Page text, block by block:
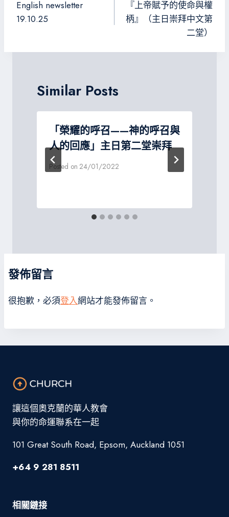
章
導
English newsletter
19.10.25
『上帝賦予的使命與權
柄』（主日崇拜中文第
二堂）
Similar Posts
「榮耀的呼召——神的呼召與
人的回應」主日第二堂崇拜
Posted on 24/01/2022
發佈留言
很抱歉，必須登入網站才能發佈留言。
讓這個奧克蘭的華人教會
與你的命運聯系在一起
101 Great South Road, Epsom, Auckland 1051
+64 9 281 8511
相關鏈接